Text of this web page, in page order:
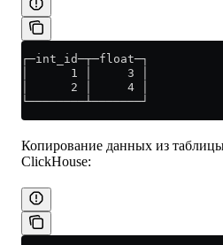
┌─int_id─┬─float─┐
│      1 │     3 │
│      2 │     4 │
└────────┴───────┘
Копирование данных из
ClickHouse: